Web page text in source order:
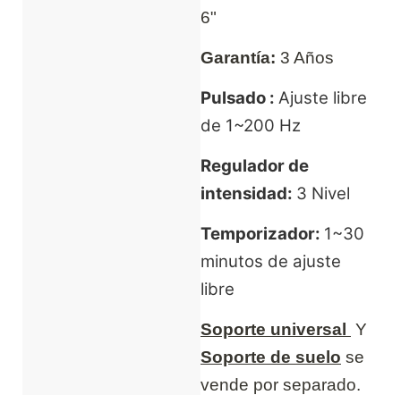
6"
Garantía: 3 Años
Pulsado : Ajuste libre
de 1~200 Hz
Regulador de
intensidad: 3 Nivel
Temporizador: 1~30
minutos de ajuste
libre
Soporte universal Y
Soporte de suelo se
vende por separado.